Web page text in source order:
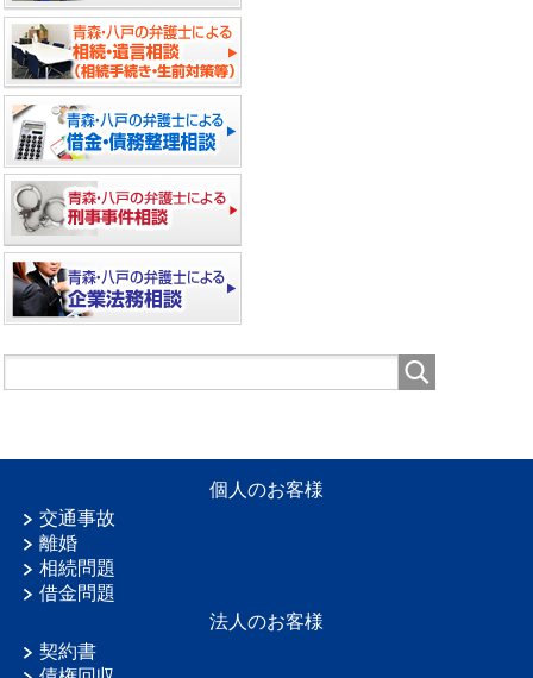
個人のお客様
交通事故
離婚
相続問題
借金問題
法人のお客様
契約書